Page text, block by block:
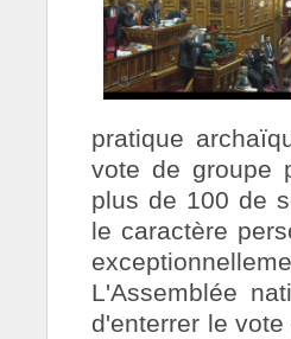
pratique
vote de groupe
plus de 100 de
le caractère
L'Assemblée
d'enterrer le